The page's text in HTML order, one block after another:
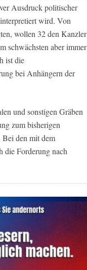
Ausdruck politischer
wird. Von
wollen 32 den Kanzler
schwächsten aber immer
ist die
bei Anhängern der
und sonstigen Gräben
zum bisherigen
Bei den mit dem
die Forderung nach